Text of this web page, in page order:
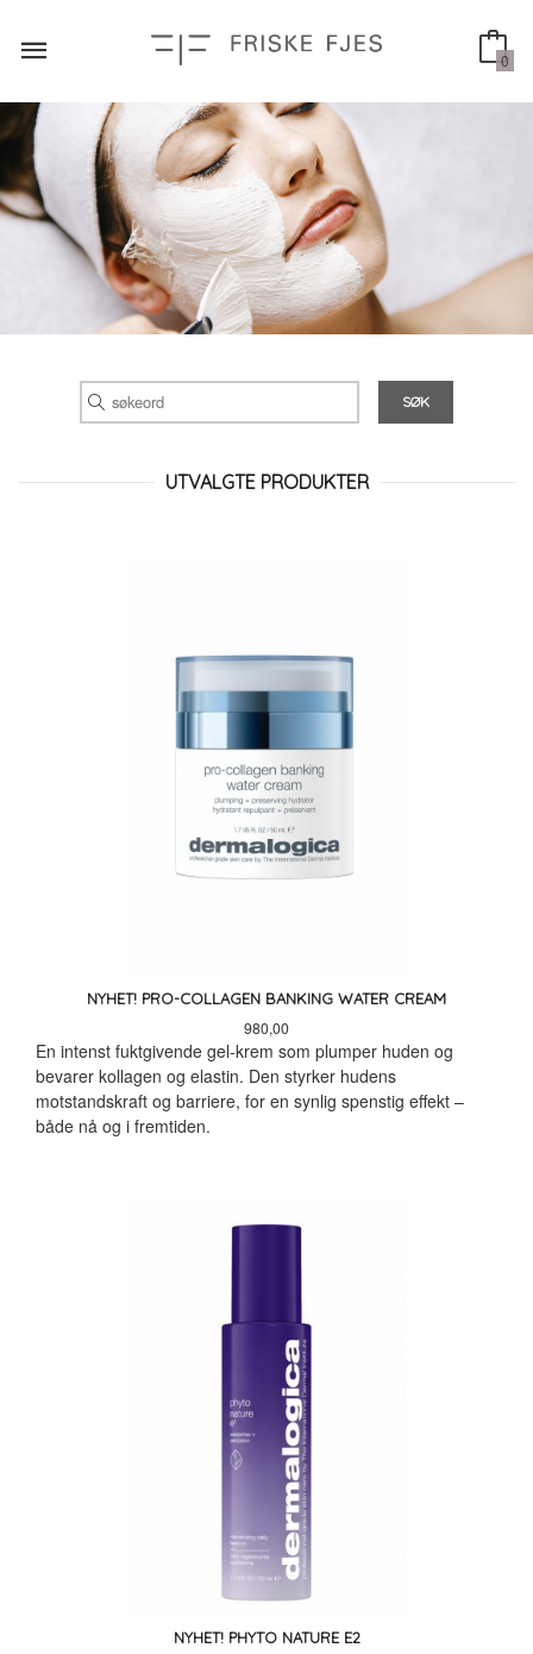
innholdet
0
UTVALGTE PRODUKTER
NYHET! PRO-COLLAGEN BANKING WATER CREAM
Pris
980,00
En intenst fuktgivende gel-krem som plumper huden og
bevarer kollagen og elastin. Den styrker hudens
motstandskraft og barriere, for en synlig spenstig effekt –
både nå og i fremtiden.
NYHET! PHYTO NATURE E2